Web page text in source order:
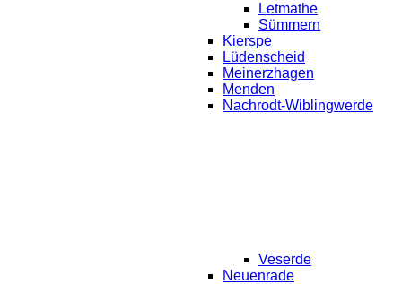
Letmathe
Sümmern
Kierspe
Lüdenscheid
Meinerzhagen
Menden
Nachrodt-Wiblingwerde
Veserde
Neuenrade